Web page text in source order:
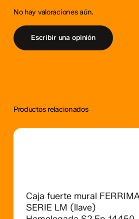
No hay valoraciones aún.
Escribir una opinión
Productos relacionados
variantes.
Las
Caja fuerte mural
SERIE LM (llave)